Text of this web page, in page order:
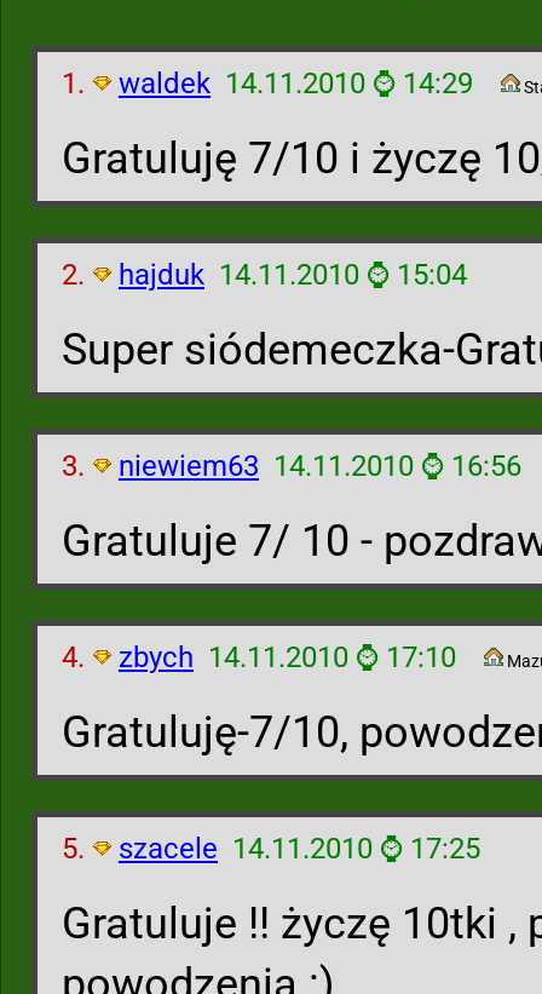
1. waldek 14.11.2010 ⌚ 14:29
Gratuluję 7/10 i życzę
2. hajduk 14.11.2010 ⌚ 15:04
Super siódemeczka-
3. niewiem63 14.11.2010 ⌚ 16:56
Gratuluje 7/ 10 -
4. zbych 14.11.2010 ⌚ 17:10
Gratuluję-7/10,
5. szacele 14.11.2010 ⌚ 17:25
Gratuluje !! życzę 10tki ,